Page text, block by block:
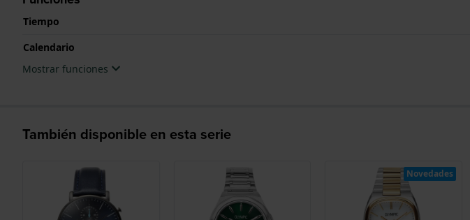
Tiempo
Calendario
Mostrar funciones
También disponible en esta serie
Novedades